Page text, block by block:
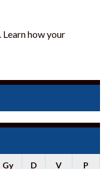
Learn how your
Gy D V P